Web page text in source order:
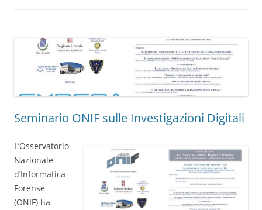
Seminario ONIF sulle Investigazioni Digitali
L’Osservatorio
Nazionale
d’Informatica
Forense
(ONIF) ha